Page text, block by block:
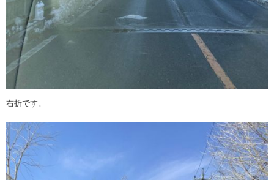
右折です。